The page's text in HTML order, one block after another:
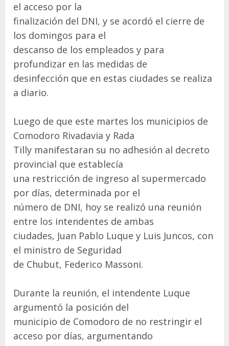
el acceso por la
finalización del DNI, y se acordó el cierre de
los domingos para el
descanso de los empleados y para
profundizar en las medidas de
desinfección que en estas ciudades se realiza
a diario.
Luego de que este martes los municipios de
Comodoro Rivadavia y Rada
Tilly manifestaran su no adhesión al decreto
provincial que establecía
una restricción de ingreso al supermercado
por días, determinada por el
número de DNI, hoy se realizó una reunión
entre los intendentes de ambas
ciudades, Juan Pablo Luque y Luis Juncos, con
el ministro de Seguridad
de Chubut, Federico Massoni.
Durante la reunión, el intendente Luque
argumentó la posición del
municipio de Comodoro de no restringir el
acceso por días, argumentando